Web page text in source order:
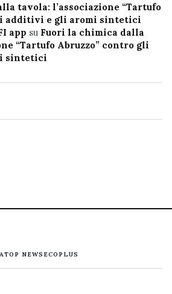
tavola: l’associazione “Tartufo
additivi e gli aromi sintetici
app su Fuori la chimica dalla
“Tartufo Abruzzo” contro gli
sintetici
TOP NEWS ECOPLUS